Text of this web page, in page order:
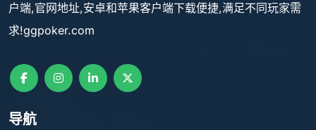
户端,官网地址,安卓和苹果客户端下载便捷,满足不同玩家需
求!ggpoker.com
导航